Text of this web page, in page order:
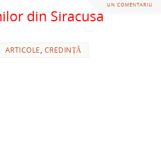
UN COMENTARIU
din Siracusa
ARTICOLE, CREDINȚĂ